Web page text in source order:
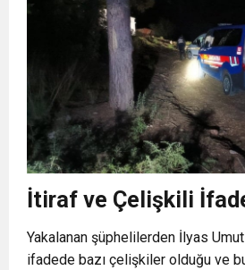
İtiraf ve Çelişkili
Yakalanan şüphelilerden İlyas Umut
ifadede bazı çelişkiler olduğu ve